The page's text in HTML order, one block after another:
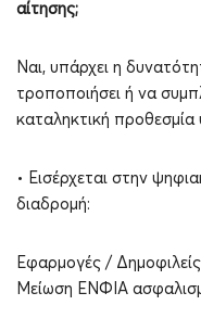
αίτησης;
Ναι, υπάρχει η
τροποποιήσει ή να
καταληκτική προθεσμία
• Εισέρχεται στην
διαδρομή:
Εφαρμογές /
Μείωση ΕΝΦΙΑ